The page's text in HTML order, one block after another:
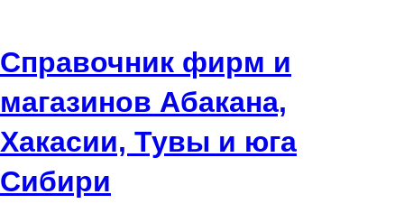
Справочник фирм и
магазинов Абакана,
Хакасии, Тувы и юга
Сибири